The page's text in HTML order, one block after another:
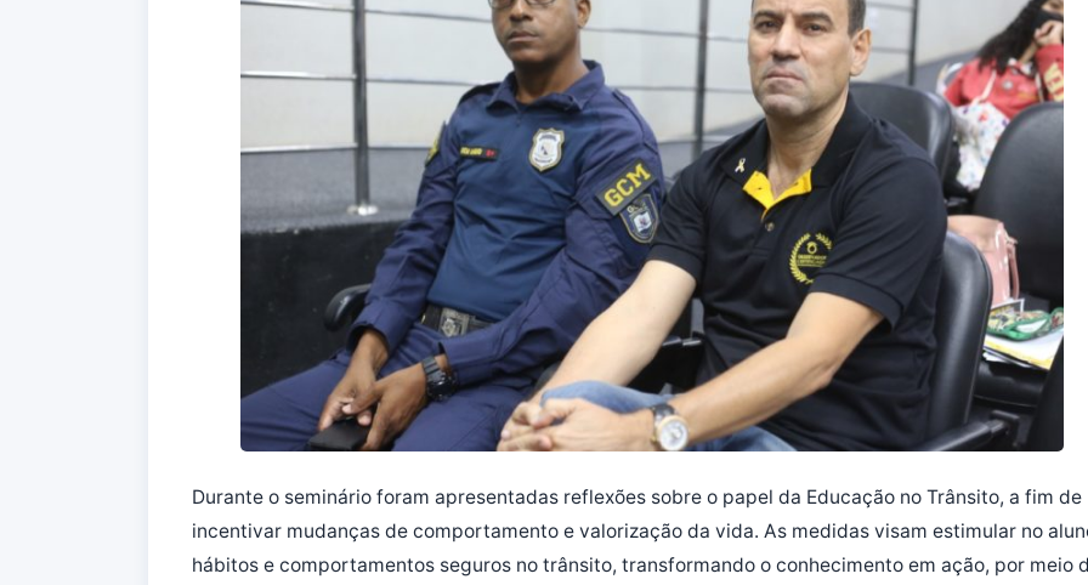
Durante o seminário foram apresentadas reflexões sobre o papel da Educação no Trânsito, a fim de
incentivar mudanças de comportamento e valorização da vida. As medidas visam estimular no
hábitos e comportamentos seguros no trânsito, transformando o conhecimento em ação, por meio